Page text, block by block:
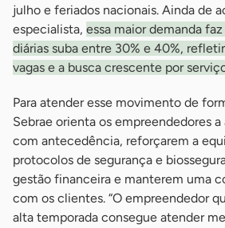
julho e feriados nacionais. Ainda de
especialista, essa maior demanda
diárias suba entre 30% e 40%,
vagas e a busca crescente por
Para atender esse movimento de
Sebrae orienta os empreendedores
com antecedência, reforçarem a
protocolos de segurança e
gestão financeira e manterem uma
com os clientes. “O empreendedor
alta temporada consegue atender